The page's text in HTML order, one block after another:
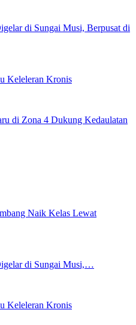
di Sungai Musi, Berpusat di
Keleleran Kronis
di Zona 4 Dukung Kedaulatan
Naik Kelas Lewat
di Sungai Musi,…
Keleleran Kronis